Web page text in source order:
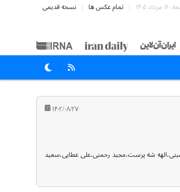
۱۴۰۵ تمام عکس ها نسخه قدیمی
۱۴۰۲/۰۸/۲۷
شه پرست،مجید رحمتی،علی عطایی،سعید